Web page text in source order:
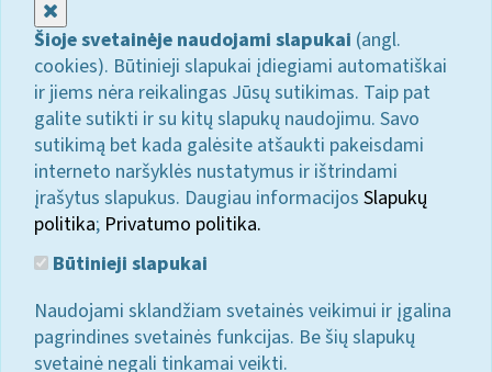
Šioje svetainėje naudojami slapukai (angl.
cookies). Būtinieji slapukai įdiegiami automatiškai
ir jiems nėra reikalingas Jūsų sutikimas. Taip pat
galite sutikti ir su kitų slapukų naudojimu. Savo
sutikimą bet kada galėsite atšaukti pakeisdami
interneto naršyklės nustatymus ir ištrindami
įrašytus slapukus. Daugiau informacijos Slapukų
politika; Privatumo politika.
Būtinieji slapukai
Naudojami sklandžiam svetainės veikimui ir įgalina
pagrindines svetainės funkcijas. Be šių slapukų
svetainė negali tinkamai veikti.